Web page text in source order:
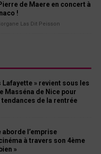
de Maere en concert à
!
Las Dit Peisson
Lafayette » revient sous les
Masséna de Nice pour
de la rentrée
aborde l’emprise
à travers son 4ème
»